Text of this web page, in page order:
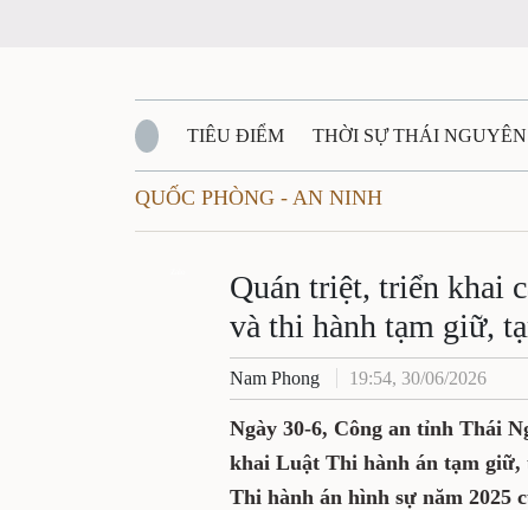
TIÊU ĐIỂM THỜI SỰ THÁI NGUYÊN
QUỐC PHÒNG - AN NINH
QUÊ HƯƠNG - ĐẤT NƯỚC QUỐC TẾ
VĂN BẢN, CHÍNH SÁCH MỚI VĂN
QUỐC PHÒNG - AN NINH
Quán triệt, triển khai
và thi hành tạm giữ,
Nam Phong 19:54, 30/06/2026
Ngày 30-6, Công an tỉnh Thái
khai Luật Thi hành án tạm
Thi hành án hình sự năm 2025